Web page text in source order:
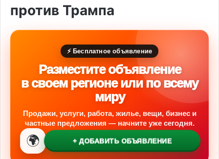
против Трампа
⚡ Бесплатное объявление
Разместите объявление
в своем регионе или по всему
миру
Продажи, услуги, работа, жилье, вещи, бизнес и
частные предложения — начните уже сегодня.
🌍 + ДОБАВИТЬ ОБЪЯВЛЕНИЕ